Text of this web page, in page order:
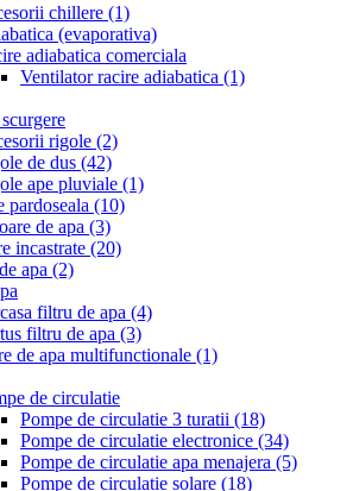
chillere (1)
(evaporativa)
adiabatica comerciala
Ventilator racire adiabatica (1)
rigole (2)
de dus (42)
ape pluviale (1)
pardoseala (10)
de apa (3)
incastrate (20)
apa (2)
filtru de apa (4)
filtru de apa (3)
de apa multifunctionale (1)
de circulatie
Pompe de circulatie 3 turatii (18)
Pompe de circulatie electronice (34)
Pompe de circulatie apa menajera (5)
Pompe de circulatie solare (18)